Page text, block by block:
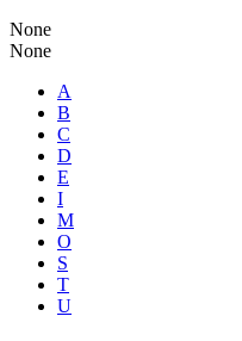
None
None
A
B
C
D
E
I
M
O
S
T
U